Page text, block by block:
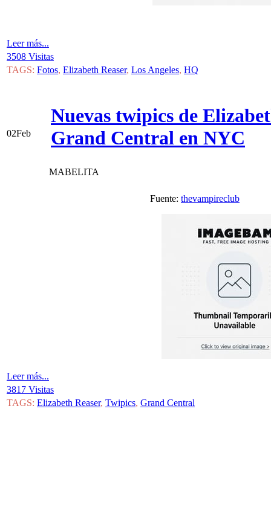
Leer más...
3508 Visitas
TAGS: Fotos, Elizabeth Reaser, Los Angeles, HQ
02Feb
Nuevas twipics de
Grand Central en NYC
MABELITA
Fuente: thevampireclub
Leer más...
3817 Visitas
TAGS: Elizabeth Reaser, Twipics, Grand Central